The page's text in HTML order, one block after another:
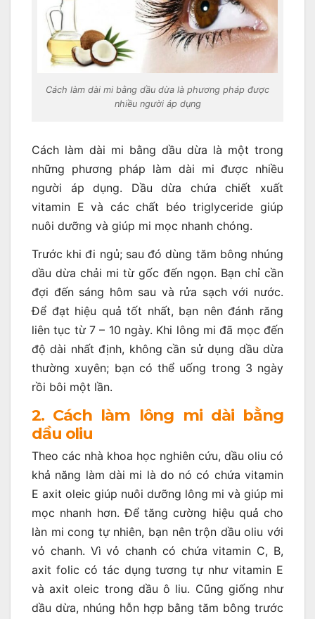
Cách làm dài mi bằng dầu dừa là phương pháp được
nhiều người áp dụng
Cách làm dài mi bằng dầu dừa là một trong
những phương pháp làm dài mi được nhiều
người áp dụng. Dầu dừa chứa chiết xuất
vitamin E và các chất béo triglyceride giúp
nuôi dưỡng và giúp mi mọc nhanh chóng.
Trước khi đi ngủ; sau đó dùng tăm bông nhúng
dầu dừa chải mi từ gốc đến ngọn. Bạn chỉ cần
đợi đến sáng hôm sau và rửa sạch với nước.
Để đạt hiệu quả tốt nhất, bạn nên đánh răng
liên tục từ 7 – 10 ngày. Khi lông mi đã mọc đến
độ dài nhất định, không cần sử dụng dầu dừa
thường xuyên; bạn có thể uống trong 3 ngày
rồi bôi một lần.
2. Cách làm lông mi dài bằng
dầu oliu
Theo các nhà khoa học nghiên cứu, dầu oliu có
khả năng làm dài mi là do nó có chứa vitamin
E axit oleic giúp nuôi dưỡng lông mi và giúp mi
mọc nhanh hơn. Để tăng cường hiệu quả cho
làn mi cong tự nhiên, bạn nên trộn dầu oliu với
vỏ chanh. Vì vỏ chanh có chứa vitamin C, B,
axit folic có tác dụng tương tự như vitamin E
và axit oleic trong dầu ô liu. Cũng giống như
dầu dừa, nhúng hỗn hợp bằng tăm bông trước